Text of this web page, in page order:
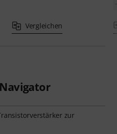
Vergleichen
zur